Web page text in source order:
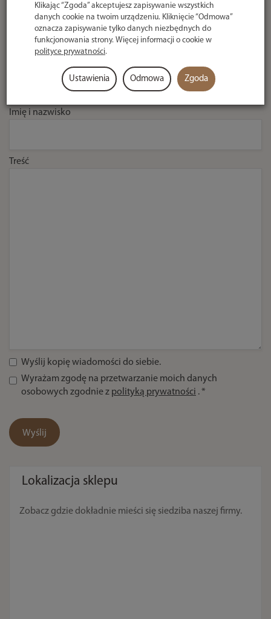
Adres e-mail *
Imię i nazwisko
Treść
Wyślij kopię wiadomości do siebie.
Wyrażam zgodę na przetwarzanie moich danych
osobowych zgodnie z polityką prywatności .*
formularz
jest
Google
Obowiązują
Wyślij
Lokalizacja sklepu
Zobacz gdzie dokładnie mieści się siedziba naszej firmy.
Klikając “Zgoda” akceptujesz zapisywanie wszystkich
danych cookie na twoim urządzeniu. Kliknięcie “Odmowa”
oznacza zapisywanie tylko danych niezbędnych do
funkcjonowania strony. Więcej informacji o cookie w
polityce prywatności.
Ustawienia Odmowa Zgoda